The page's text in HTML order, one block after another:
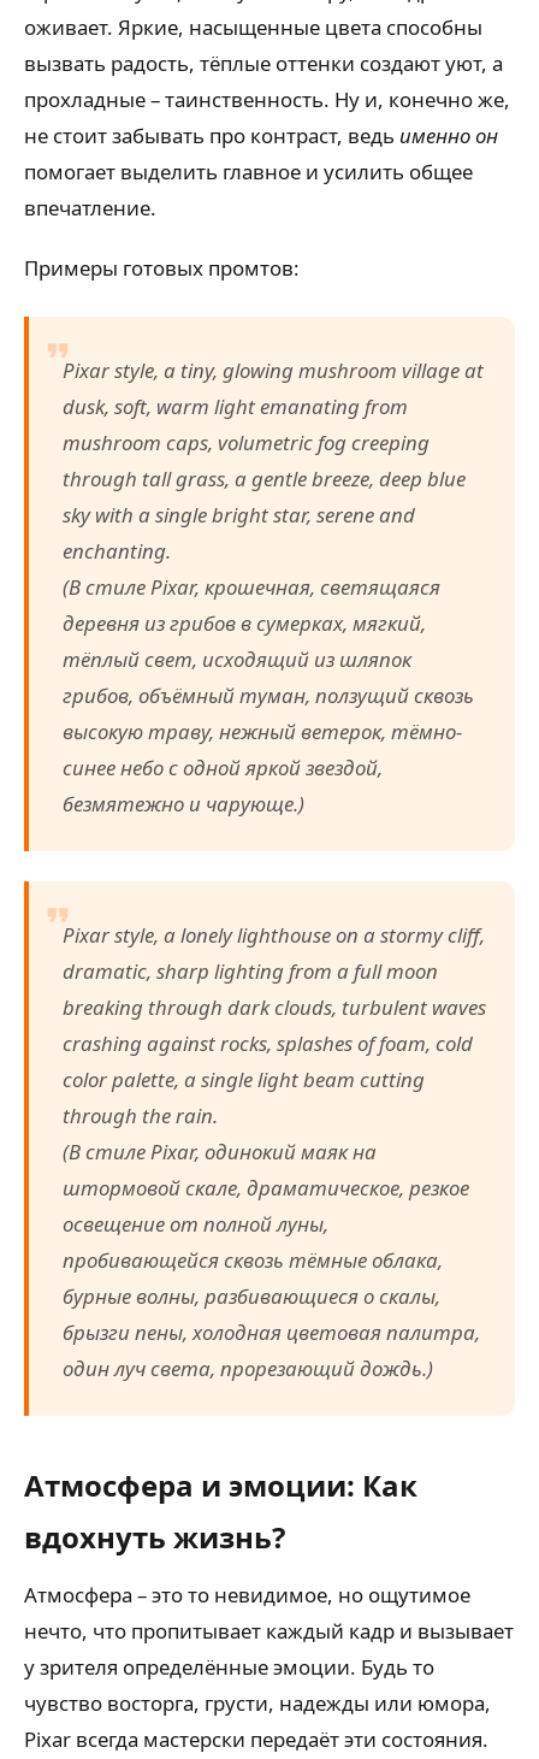
оживает. Яркие, насыщенные цвета способны
вызвать радость, тёплые оттенки создают уют, а
прохладные – таинственность. Ну и, конечно же,
не стоит забывать про контраст, ведь именно он
помогает выделить главное и усилить общее
впечатление.
Примеры готовых промтов:
Pixar style, a tiny, glowing mushroom village at
dusk, soft, warm light emanating from
mushroom caps, volumetric fog creeping
through tall grass, a gentle breeze, deep blue
sky with a single bright star, serene and
enchanting.
(В стиле Pixar, крошечная, светящаяся
деревня из грибов в сумерках, мягкий,
тёплый свет, исходящий из шляпок
грибов, объёмный туман, ползущий сквозь
высокую траву, нежный ветерок, тёмно-
синее небо с одной яркой звездой,
безмятежно и чарующе.)
Pixar style, a lonely lighthouse on a stormy cliff,
dramatic, sharp lighting from a full moon
breaking through dark clouds, turbulent waves
crashing against rocks, splashes of foam, cold
color palette, a single light beam cutting
through the rain.
(В стиле Pixar, одинокий маяк на
штормовой скале, драматическое, резкое
освещение от полной луны,
пробивающейся сквозь тёмные облака,
бурные волны, разбивающиеся о скалы,
брызги пены, холодная цветовая палитра,
один луч света, прорезающий дождь.)
Атмосфера и эмоции: Как
вдохнуть жизнь?
Атмосфера – это то невидимое, но ощутимое
нечто, что пропитывает каждый кадр и вызывает
у зрителя определённые эмоции. Будь то
чувство восторга, грусти, надежды или юмора,
Pixar всегда мастерски передаёт эти состояния.